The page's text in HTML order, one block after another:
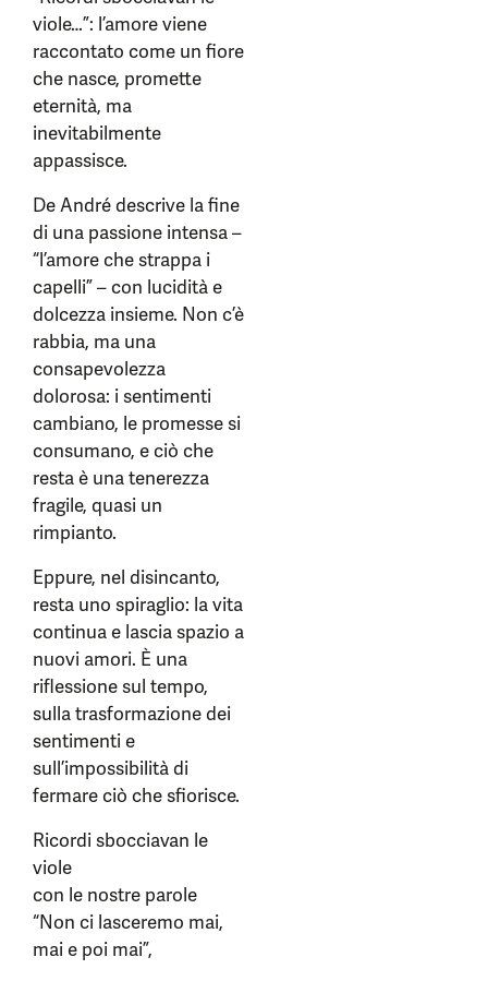
viole…”: l’amore viene
raccontato come un fiore
che nasce, promette
eternità, ma
inevitabilmente
appassisce.
De André descrive la fine
di una passione intensa –
“l’amore che strappa i
capelli” – con lucidità e
dolcezza insieme. Non c’è
rabbia, ma una
consapevolezza
dolorosa: i sentimenti
cambiano, le promesse si
consumano, e ciò che
resta è una tenerezza
fragile, quasi un
rimpianto.
Eppure, nel disincanto,
resta uno spiraglio: la vita
continua e lascia spazio a
nuovi amori. È una
riflessione sul tempo,
sulla trasformazione dei
sentimenti e
sull’impossibilità di
fermare ciò che sfiorisce.
Ricordi sbocciavan le
viole
con le nostre parole
“Non ci lasceremo mai,
mai e poi mai”,